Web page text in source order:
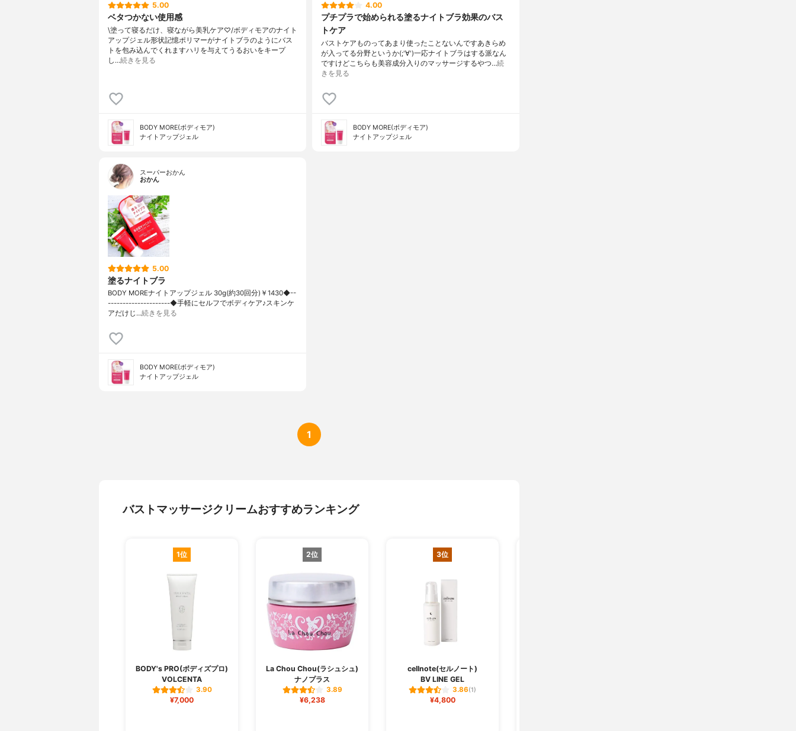
5.00
ベタつかない使用感
\塗って寝るだけ、寝ながら美乳ケア♡/ボディモアのナイト
アップジェル形状記憶ポリマーがナイトブラのようにバス
トを包み込んでくれますハリを与えてうるおいをキープ
し…続きを見る
BODY MORE(ボディモア)
ナイトアップジェル
4.00
プチプラで始められる塗るナイトブラ効果のバス
トケア
バストケアものってあまり使ったことないんですあきらめ
が入ってる分野というか(;'∀')一応ナイトブラはする派なん
ですけどこちらも美容成分入りのマッサージするやつ…続
きを見る
BODY MORE(ボディモア)
ナイトアップジェル
スーパーおかん
おかん
5.00
塗るナイトブラ
BODY MOREナイトアップジェル 30g(約30回分)￥1430◆--
---------------------◆手軽にセルフでボディケア♪スキンケ
アだけじ…続きを見る
BODY MORE(ボディモア)
ナイトアップジェル
1
バストマッサージクリームおすすめランキング
1位
BODY's PRO(ボディズプロ)
VOLCENTA
3.90
¥7,000
2位
La Chou Chou(ラシュシュ)
ナノプラス
3.89
¥6,238
3位
cellnote(セルノート)
BV LINE GEL
3.86(1)
¥4,800